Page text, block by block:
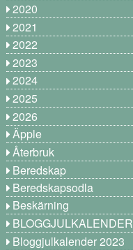
2020
2021
2022
2023
2024
2025
2026
Äpple
Återbruk
Beredskap
Beredskapsodla
Beskärning
BLOGGJULKALENDER
Bloggjulkalender 2023